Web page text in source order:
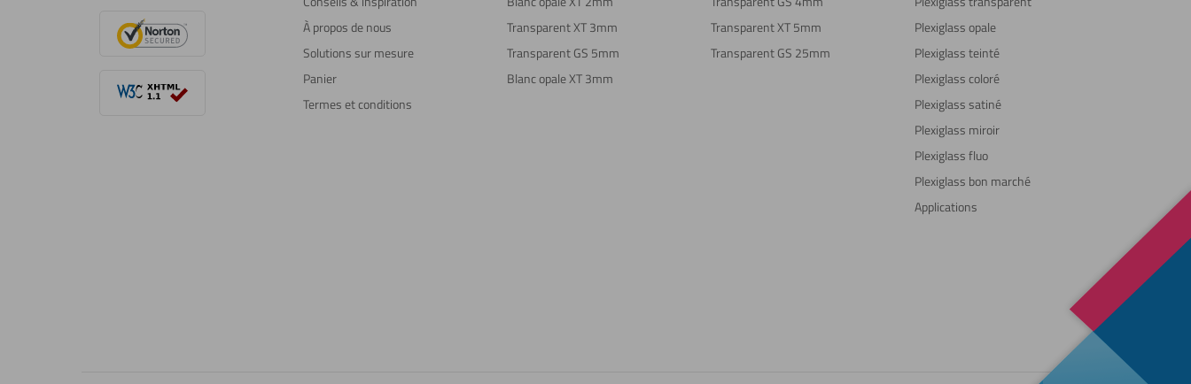
À propos de nous
Solutions sur mesure
Panier
Termes et conditions
Transparent XT 3mm
Transparent GS 5mm
Blanc opale XT 3mm
Transparent XT 5mm
Transparent GS 25mm
Plexiglass opale
Plexiglass teinté
Plexiglass coloré
Plexiglass satiné
Plexiglass miroir
Plexiglass fluo
Plexiglass bon marché
Applications